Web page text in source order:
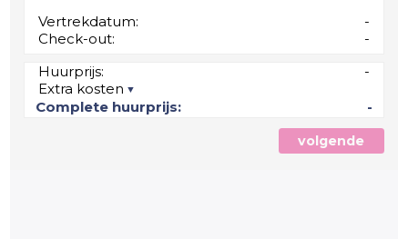
Vertrekdatum:
-
Check-out:
-
Huurprijs:
-
Extra kosten
Complete huurprijs:
-
volgende